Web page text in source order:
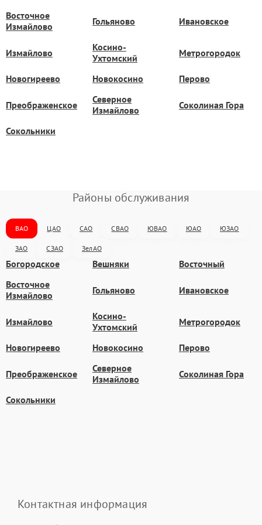
Восточное
Измайлово
Гольяново Ивановское
Измайлово
Косино-
Ухтомский
Метрогородок
Новогиреево Новокосино Перово
Преображенское
Северное
Измайлово
Соколиная Гора
Сокольники
Районы обслуживания
ВАО ЦАО САО СВАО ЮВАО ЮАО ЮЗАО
ЗАО СЗАО ЗелАО
Богородское Вешняки
Восточный
Восточное
Измайлово
Гольяново Ивановское
Измайлово
Косино-
Ухтомский
Метрогородок
Новогиреево Новокосино Перово
Преображенское
Северное
Измайлово
Соколиная Гора
Сокольники
Контактная информация